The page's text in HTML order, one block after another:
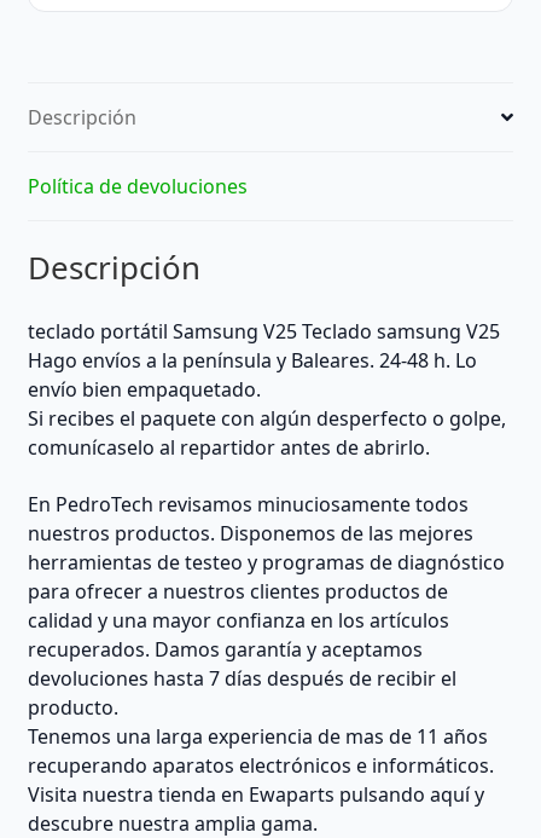
Descripción
Política de devoluciones
Descripción
teclado portátil Samsung V25 Teclado samsung V25
Hago envíos a la península y Baleares. 24-48 h. Lo
envío bien empaquetado.
Si recibes el paquete con algún desperfecto o golpe,
comunícaselo al repartidor antes de abrirlo.
En PedroTech revisamos minuciosamente todos
nuestros productos. Disponemos de las mejores
herramientas de testeo y programas de diagnóstico
para ofrecer a nuestros clientes productos de
calidad y una mayor confianza en los artículos
recuperados. Damos garantía y aceptamos
devoluciones hasta 7 días después de recibir el
producto.
Tenemos una larga experiencia de mas de 11 años
recuperando aparatos electrónicos e informáticos.
Visita nuestra tienda en Ewaparts pulsando aquí y
descubre nuestra amplia gama.